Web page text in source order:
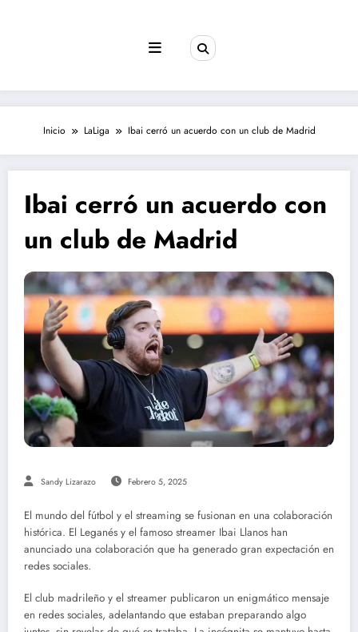
Inicio LaLiga Ibai cerró un acuerdo con un club de Madrid
Ibai cerró un acuerdo con
un club de Madrid
Sandy Lizarazo Febrero 5, 2025
El mundo del fútbol y el streaming se fusionan en una colaboración
histórica. El Leganés y el famoso streamer Ibai Llanos han
anunciado una colaboración que ha generado gran expectación en
redes sociales.
El club madrileño y el streamer publicaron un enigmático mensaje
en redes sociales, adelantando que estaban preparando algo